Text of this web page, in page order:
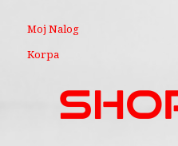
Moj Nalog
Korpa